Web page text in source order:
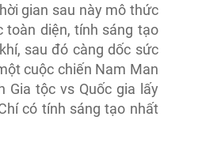
gian sau này mô thức
toàn diện, tính sáng tạo
sau đó càng dốc sức
cuộc chiến Nam Man
tộc vs Quốc gia lấy
có tính sáng tạo nhất